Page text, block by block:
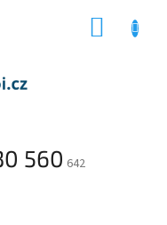
560 642